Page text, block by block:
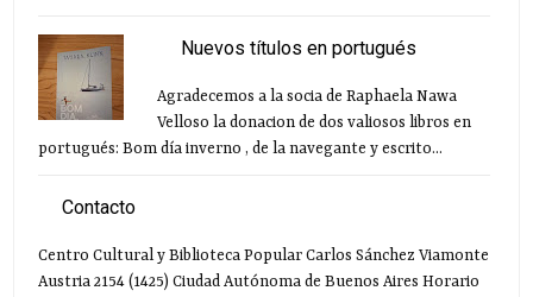
Nuevos títulos en portugués
Agradecemos a la socia de Raphaela Nawa
Velloso la donacion de dos valiosos libros en
portugués: Bom día inverno , de la navegante y escrito...
Contacto
Centro Cultural y Biblioteca Popular Carlos Sánchez Viamonte
Austria 2154 (1425) Ciudad Autónoma de Buenos Aires Horario